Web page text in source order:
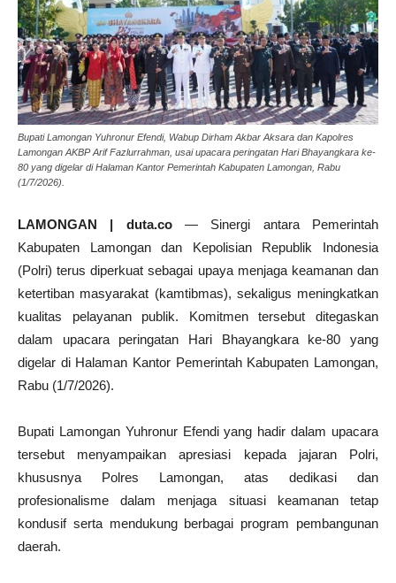
Bupati Lamongan Yuhronur Efendi, Wabup Dirham Akbar Aksara dan Kapolres
Lamongan AKBP Arif Fazlurrahman, usai upacara peringatan Hari Bhayangkara ke-
80 yang digelar di Halaman Kantor Pemerintah Kabupaten Lamongan, Rabu
(1/7/2026).
LAMONGAN | duta.co— Sinergi antara Pemerintah
Kabupaten Lamongan dan Kepolisian Republik Indonesia
(Polri) terus diperkuat sebagai upaya menjaga keamanan dan
ketertiban masyarakat (kamtibmas), sekaligus meningkatkan
kualitas pelayanan publik. Komitmen tersebut ditegaskan
dalam upacara peringatan Hari Bhayangkara ke-80 yang
digelar di Halaman Kantor Pemerintah Kabupaten Lamongan,
Rabu (1/7/2026).
Bupati Lamongan Yuhronur Efendi yang hadir dalam upacara
tersebut menyampaikan apresiasi kepada jajaran Polri,
khususnya Polres Lamongan, atas dedikasi dan
profesionalisme dalam menjaga situasi keamanan tetap
kondusif serta mendukung berbagai program pembangunan
daerah.